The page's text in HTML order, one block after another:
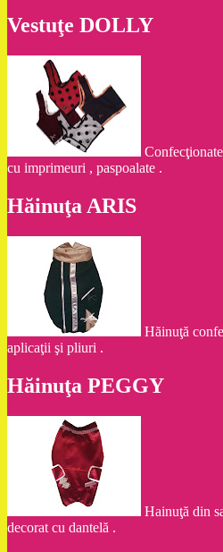
Vestuţe DOLLY
cu imprimeuri , paspoalate .
Hăinuţa ARIS
Hăinuţă
aplicaţii şi pliuri .
Hăinuţa PEGGY
Hainuţă din
decorat cu dantelă .